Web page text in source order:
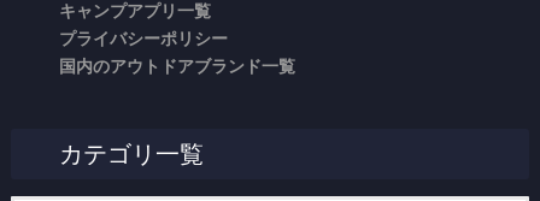
キャンプアプリ一覧
プライバシーポリシー
国内のアウトドアブランド一覧
カテゴリ一覧